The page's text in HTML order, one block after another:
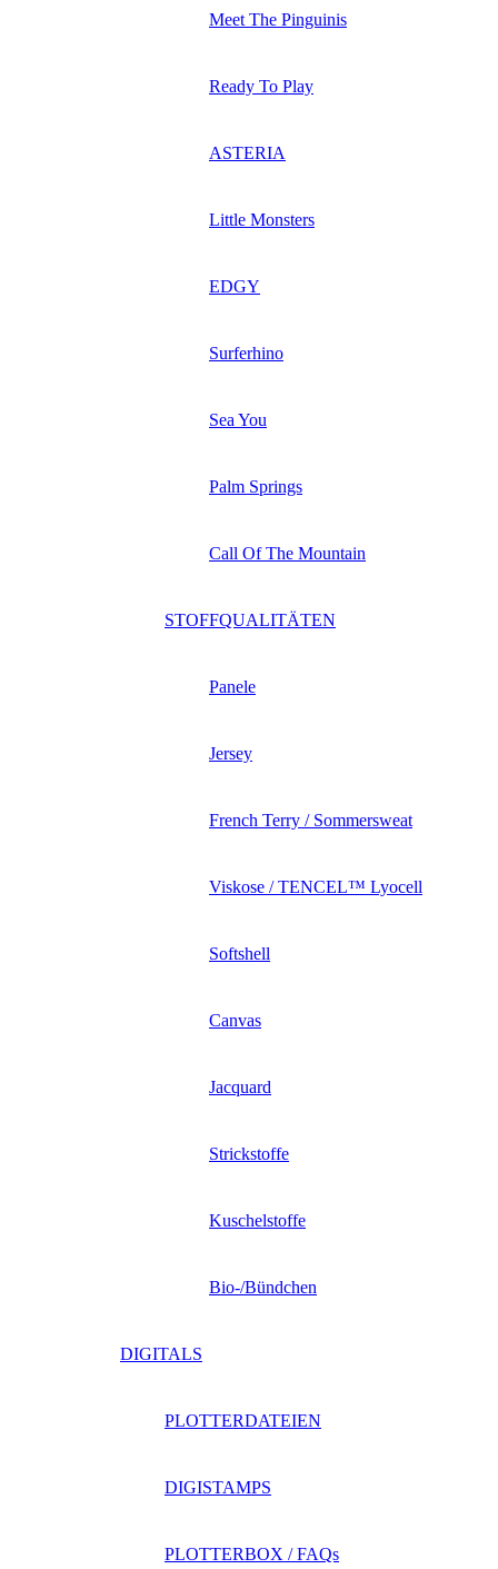
Meet The Pinguinis
Ready To Play
ASTERIA
Little Monsters
EDGY
Surferhino
Sea You
Palm Springs
Call Of The Mountain
STOFFQUALITÄTEN
Panele
Jersey
French Terry / Sommersweat
Viskose / TENCEL™ Lyocell
Softshell
Canvas
Jacquard
Strickstoffe
Kuschelstoffe
Bio-/Bündchen
DIGITALS
PLOTTERDATEIEN
DIGISTAMPS
PLOTTERBOX / FAQs